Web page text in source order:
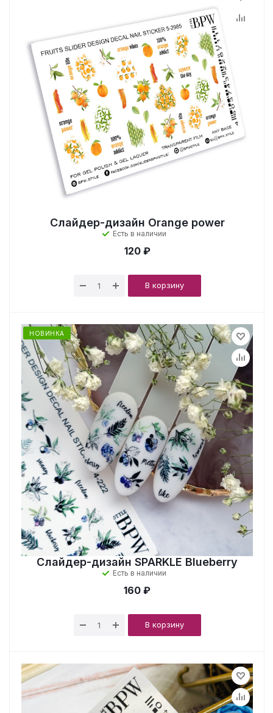
Слайдер-дизайн Orange power
Есть в наличии
120 ₽
В корзину
НОВИНКА
Слайдер-дизайн SPARKLE Blueberry
Есть в наличии
160 ₽
В корзину